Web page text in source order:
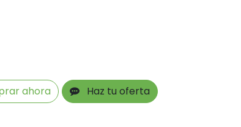
ahora
Haz tu oferta